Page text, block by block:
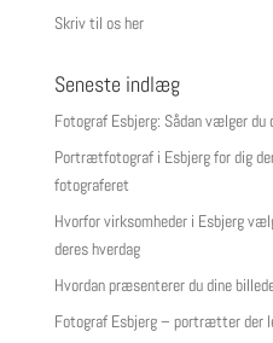
Skriv til os her
Seneste indlæg
Fotograf Esbjerg: Sådan vælger du
Portrætfotograf i Esbjerg for dig
fotograferet
Hvorfor virksomheder i Esbjerg
deres hverdag
Hvordan præsenterer du dine
Fotograf Esbjerg – portrætter der